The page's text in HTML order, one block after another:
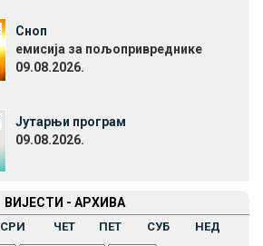
Сноп
емисија за пољопривреднике
09.08.2026.
Јутарњи програм
09.08.2026.
ВИЈЕСТИ - АРХИВА
СРИ ЧЕТ ПЕТ СУБ НЕД